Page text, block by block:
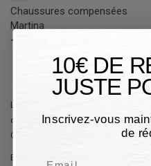
Chaussures compensées
Martina
119,50 €
Le
d'été et de légèreté, vous pouvez
Calzature à prix d'aubaine.
En découvrant les réductions de
10€ DE
JUSTE
Inscrivez-vous
de